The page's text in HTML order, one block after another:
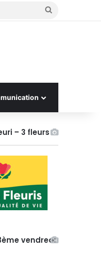
– 3 fleurs
vendredi